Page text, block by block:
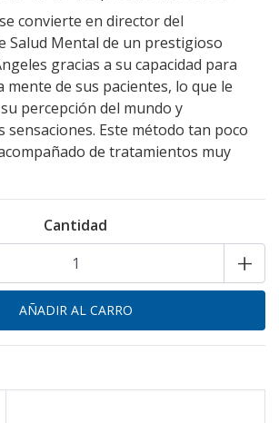
convierte en director del
Salud Mental de un prestigioso
gracias a su capacidad para
de sus pacientes, lo que le
percepción del mundo y
sensaciones. Este método tan poco
de tratamientos muy
Cantidad
+